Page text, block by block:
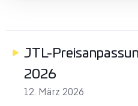
JTL-
2026
12. März 2026